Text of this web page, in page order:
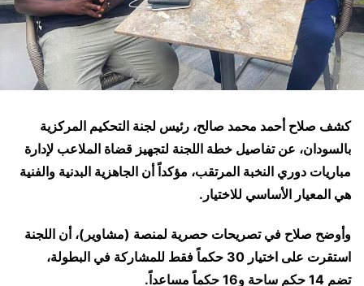
كشف صلاح أحمد محمد صالح، رئيس لجنة التحكيم المركزية
بالسودان، عن تفاصيل خطة اللجنة لتجهيز قضاة الملاعب لإدارة
مباريات دوري النخبة المرتقب، مؤكداً أن الجاهزية البدنية والفنية
هي المعيار الأساسي للاختيار.
وأوضح صلاح في تصريحات حصرية لمنصة (مشاوير )، أن اللجنة
استقرت على اختيار 30
حكماً فقط للمشاركة في البطولة،
تضم 14 حكم ساحة و16 حكماً مساعداً .